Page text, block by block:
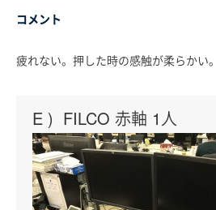
コメント
疲れない。押した時の感触が柔らかい。
E ) FILCO 赤軸 1人